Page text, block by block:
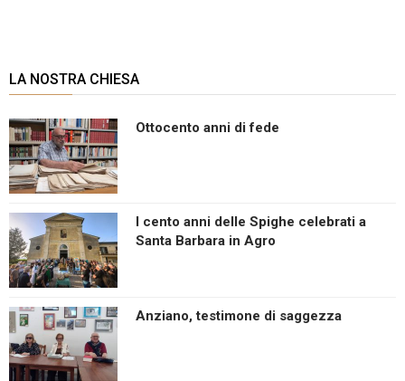
LA NOSTRA CHIESA
Ottocento anni di fede
I cento anni delle Spighe celebrati a
Santa Barbara in Agro
Anziano, testimone di saggezza